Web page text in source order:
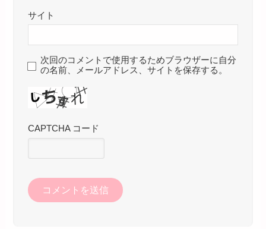
サイト
次回のコメントで使用するためブラウザーに自分
の名前、メールアドレス、サイトを保存する。
CAPTCHA コード